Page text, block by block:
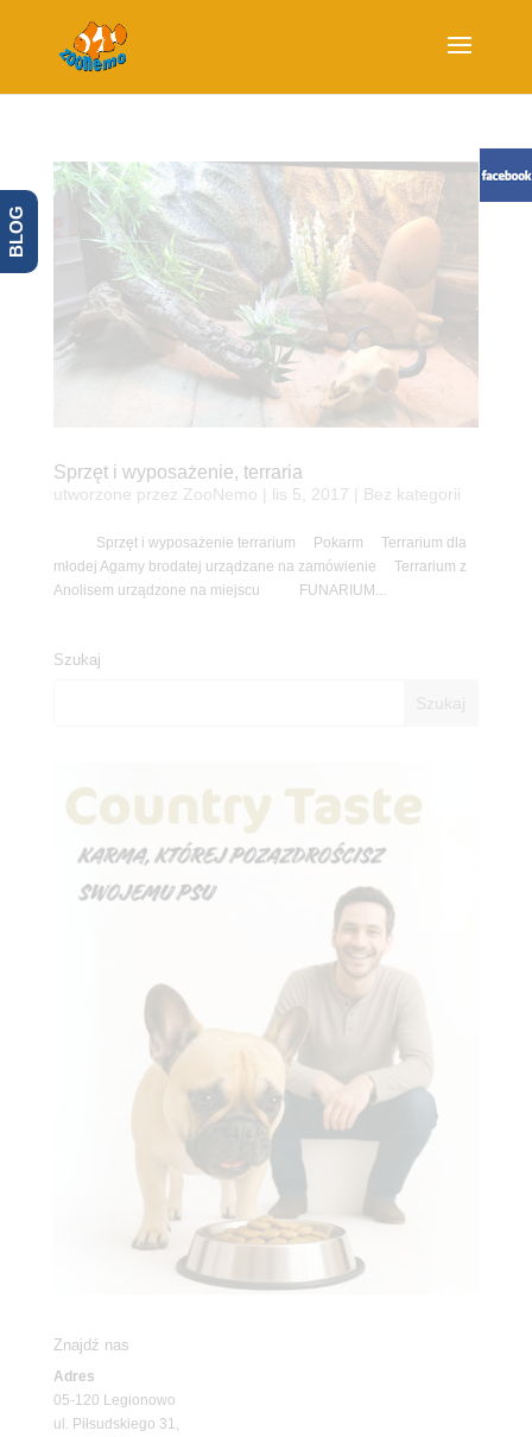
Sprzęt i wyposażenie, terraria
utworzone przez ZooNemo lis 5, 2017 | Bez kategorii
Sprzęt i wyposażenie terrarium Pokarm Terrarium dla
młodej Agamy brodatej urządzane na zamówienie Terrarium z
Anolisem urządzone na miejscu FUNARIUM...
Szukaj
Znajdź nas
Adres
05-120 Legionowo
ul. Piłsudskiego 31,
BLOG